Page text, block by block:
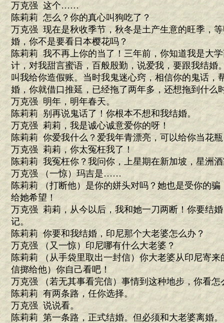
万克强 这个……
陈莉莉 怎么？你的真心叫狗吃了？
万克强 现在是秋收季节，秋冬是土产生意的旺季，
婚，你不是要看日本樱花吗？
陈莉莉 我不再上你的当了！三年前，你知道我是大
计，对我甜言蜜语，百般殷勤，说爱我，要跟我结婚
叫我给你造假账。当时我鬼迷心窍，相信你的鬼话，
婚，你就借口推延，已经拖了两年多，还想拖到什么
万克强 明年，明年春天。
陈莉莉 别再说鬼话了！你根本不想和我结婚。
万克强 莉莉，我是诚心诚意爱你的呀！
陈莉莉 你爱我什么？爱我年青漂亮，可以给你当花
万克强 莉莉，你太冤枉我了！
陈莉莉 我冤枉你？我问你，上星期在新加坡，星洲
万克强 （一惊）玛吉是……
陈莉莉 （打断他）是你的姘头对吗？她也是受你的
给她希望！
万克强 莉莉，从今以后，我和她一刀两断！你要结
记。
陈莉莉 你要和我结婚，印尼那个大老婆怎么办？
万克强 （又一惊）印尼哪有什么大老婆？
陈莉莉 （从手袋里取出一封信）你大老婆从印尼寄
信掷给他）你自己看吧！
万克强 （若无其事看完信）事情到这种地步，你看怎
陈莉莉 有两条路，任你选择。
万克强 说说看。
陈莉莉 第一条路，正式结婚。但必须和大老婆离婚。